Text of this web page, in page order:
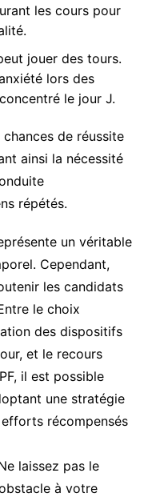
les cours pour
jouer des tours.
lors des
le jour J.
de réussite
ainsi la nécessité
répétés.
un véritable
Cependant,
les candidats
le choix
des dispositifs
et le recours
il est possible
une stratégie
récompensés
laissez pas le
à votre